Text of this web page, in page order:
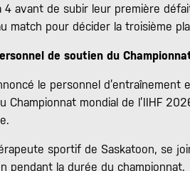
4 avant de subir leur première
match pour décider la troisième
de soutien du
le personnel
Championnat mondial de l’IIHF
sportif de Saskatoon, se
pendant la durée du championnat.